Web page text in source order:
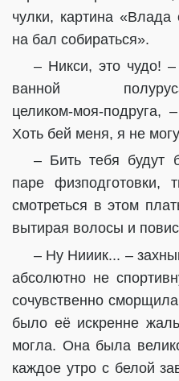
чулки, картина «Влада
на бал собираться».
– Никси, это чудо! –
ванной
целиком-моя-подруга,
Хоть бей меня, я не
– Бить тебя будут
паре физподготовки,
смотреться в этом
вытирая волосы и
– Ну Нииик... –
абсолютно не
сочувственно
было её искренне
могла. Она была
каждое утро с белой